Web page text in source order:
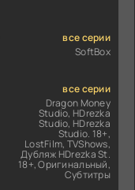
все серии
SoftBox
все серии
Dragon Money
Studio, HDrezka
Studio, HDrezka
Studio. 18+,
LostFilm, TVShows,
Дубляж HDrezka St.
18+, Оригинальный,
Субтитры